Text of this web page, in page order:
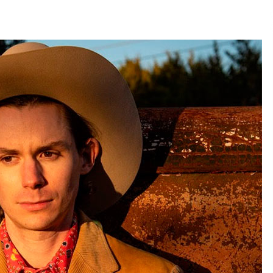
Larunbatean Plentziako Itsas
Martxa ospatuko da
2026/07/07
SOINUGELA: Paul McCartney eta
Ringo Starr-en lan berriak
2026/07/03